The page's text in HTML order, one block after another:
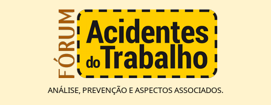
ANÁLISE, PREVENÇÃO E ASPECTOS ASSOCIADOS.